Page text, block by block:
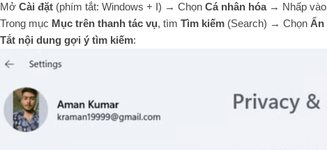
Mở Cài đặt (phím tắt: Windows + I) → Chọn Cá nhân hóa→ Nhấp vào
Trong mục Mục trên thanh tác vụ, tìm Tìm kiếm (Search) → Chọn Ẩn
Tắt nội dung gợi ý tìm kiếm: